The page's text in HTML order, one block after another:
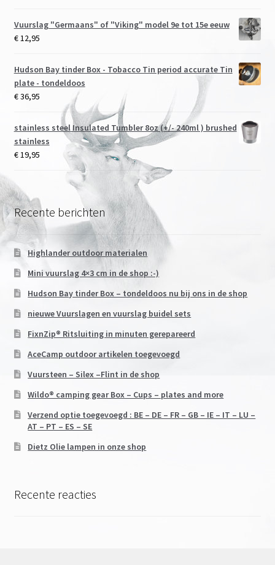
Vuurslag "Germaans" of "Viking" model 9e tot 15e eeuw
€12,95
Hudson Bay tinder Box - Tobacco Tin period accurate Tin
plate - tondeldoos
€36,95
stainless steel Insulated Tumbler 8oz (+/- 240ml ) brushed
stainless
€19,95
Recente berichten
Highlander outdoor materialen
Mini vuurslag 4×3 cm in de shop :-)
Hudson Bay tinder Box – tondeldoos nu bij ons in de shop
nieuwe Vuurslagen en vuurslag buidel sets
FixnZip® Ritsluiting in minuten gerepareerd
AceCamp outdoor artikelen toegevoegd
Vuursteen – Silex –Flint in de shop
Wildo® camping gear Box – Cups – plates and more
Verzend optie toegevoegd : BE – DE – FR – GB – IE – IT – LU –
AT – PT – ES – SE
Dietz Olie lampen in onze shop
Recente reacties